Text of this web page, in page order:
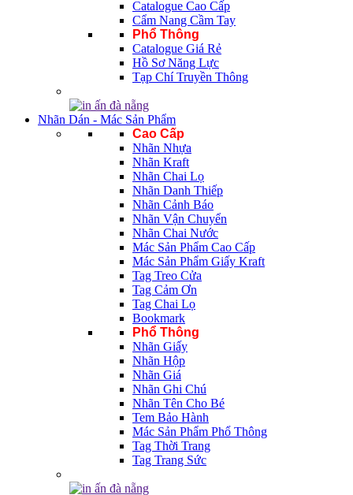
Catalogue Cao Cấp
Cẩm Nang Cầm Tay
Phổ Thông
Catalogue Giá Rẻ
Hồ Sơ Năng Lực
Tạp Chí Truyền Thông
Nhãn Dán - Mác Sản Phẩm
Cao Cấp
Nhãn Nhựa
Nhãn Kraft
Nhãn Chai Lọ
Nhãn Danh Thiếp
Nhãn Cảnh Báo
Nhãn Vận Chuyển
Nhãn Chai Nước
Mác Sản Phẩm Cao Cấp
Mác Sản Phẩm Giấy Kraft
Tag Treo Cửa
Tag Cảm Ơn
Tag Chai Lọ
Bookmark
Phổ Thông
Nhãn Giấy
Nhãn Hộp
Nhãn Giá
Nhãn Ghi Chú
Nhãn Tên Cho Bé
Tem Bảo Hành
Mác Sản Phẩm Phổ Thông
Tag Thời Trang
Tag Trang Sức